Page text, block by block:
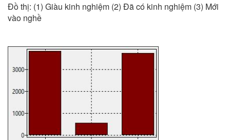
Đồ thị: (1) Giàu kinh nghiệm (2) Đã có kinh nghiệm (3) Mới
vào nghề